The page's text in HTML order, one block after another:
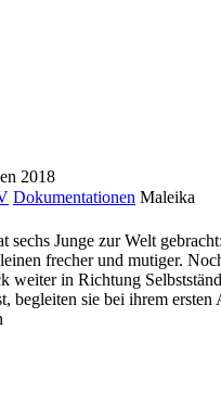
2018
Dokumentationen Maleika
sechs Junge zur Welt
frecher und mutiger.
weiter in Richtung
begleiten sie bei ihrem